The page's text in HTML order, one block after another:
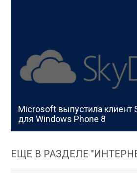
Microsoft выпустила клиент
для Windows Phone 8
ЕЩЕ В РАЗДЕЛЕ